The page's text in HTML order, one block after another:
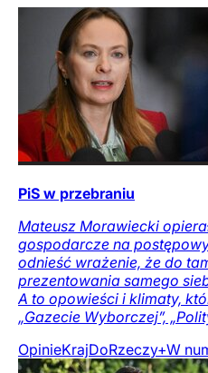
PiS w przebraniu
Mateusz Morawiecki
gospodarcze na
odnieść wrażenie, że do
prezentowania samego
A to opowieści i klimaty,
„Gazecie Wyborczej”,
OpinieKrajDoRzeczy+W